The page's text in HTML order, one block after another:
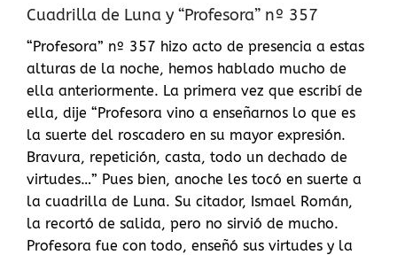
Cuadrilla de Luna y “Profesora” nº 357
“Profesora” nº 357 hizo acto de presencia a estas
alturas de la noche, hemos hablado mucho de
ella anteriormente. La primera vez que escribí de
ella, dije “Profesora vino a enseñarnos lo que es
la suerte del roscadero en su mayor expresión.
Bravura, repetición, casta, todo un dechado de
virtudes…” Pues bien, anoche les tocó en suerte a
la cuadrilla de Luna. Su citador, Ismael Román,
la recortó de salida, pero no sirvió de mucho.
Profesora fue con todo, enseñó sus virtudes y la